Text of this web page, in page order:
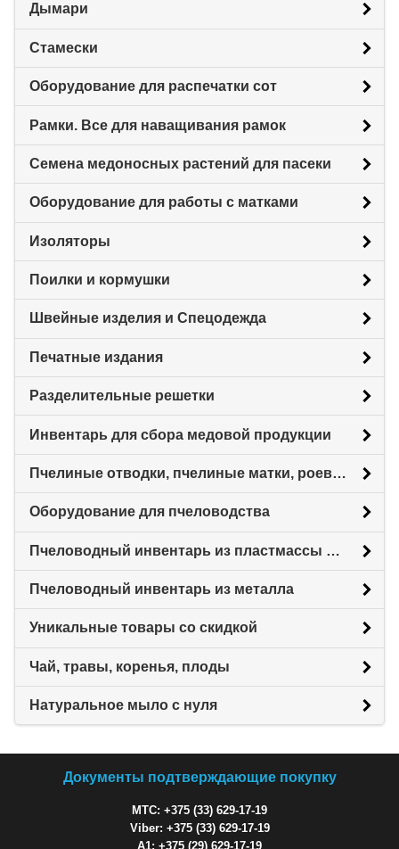
Дымари
Стамески
Оборудование для распечатки сот
Рамки. Все для наващивания рамок
Семена медоносных растений для пасеки
Оборудование для работы с матками
Изоляторы
Поилки и кормушки
Швейные изделия и Спецодежда
Печатные издания
Разделительные решетки
Инвентарь для сбора медовой продукции
Пчелиные отводки, пчелиные матки, роевни
Оборудование для пчеловодства
Пчеловодный инвентарь из пластмассы для пасеки
Пчеловодный инвентарь из металла
Уникальные товары со скидкой
Чай, травы, коренья, плоды
Натуральное мыло с нуля
Документы подтверждающие покупку
МТС: +375 (33) 629-17-19
Viber: +375 (33) 629-17-19
A1: +375 (29) 629-17-19